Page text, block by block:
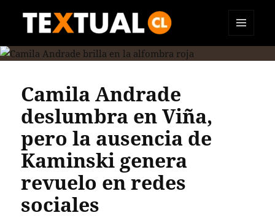
TEXTUAL
WIDGETS
Camila Andrade
deslumbra en Viña,
pero la ausencia de
Kaminski genera
revuelo en redes
sociales